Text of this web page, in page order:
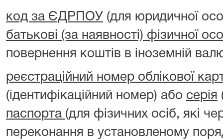
код за ЄДРПОУ (для юридичної
батькові (за наявності) фізичної
повернення коштів в іноземній
реєстраційний номер облікової
(ідентифікаційний номер) або серія
паспорта (для фізичних осіб, які
переконання в установленому